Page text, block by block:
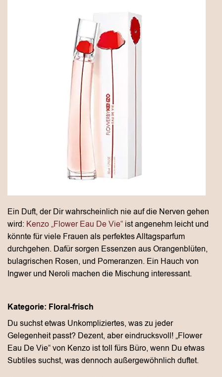
Ein Duft, der Dir wahrscheinlich nie auf die Nerven gehen
wird: Kenzo „Flower Eau De Vie“ ist angenehm leicht und
könnte für viele Frauen als perfektes Alltagsparfum
durchgehen. Dafür sorgen Essenzen aus Orangenblüten,
bulagrischen Rosen, und Pomeranzen. Ein Hauch von
Ingwer und Neroli machen die Mischung interessant.
Kategorie: Floral-frisch
Du suchst etwas Unkompliziertes, was zu jeder
Gelegenheit passt? Dezent, aber eindrucksvoll! „Flower
Eau De Vie“ von Kenzo ist toll fürs Büro, wenn Du etwas
Subtiles suchst, was dennoch außergewöhnlich duftet.